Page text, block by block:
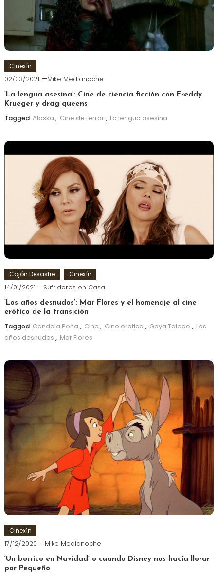
Cinexín
02/03/2021 Mike Medianoche
‘La lengua asesina’: Cine de ciencia ficción con Freddy
Krueger y drag queens
Tagged Alaska , Cine de terror, La lengua asesina
Cajón Desastre Cinexín
14/01/2021 Sufridores en Casa
‘Los años desnudos’: Mar Flores y el homenaje al cine
erótico de la transición
Tagged Candela Peña , Cine , Cine erotico , Goya Toledo , Los
años desnudos , Mar Flores
Cinexín
17/12/2020 Mike Medianoche
‘Un borrico en Navidad’ o cuando Disney nos hacía llorar
por Pequeño